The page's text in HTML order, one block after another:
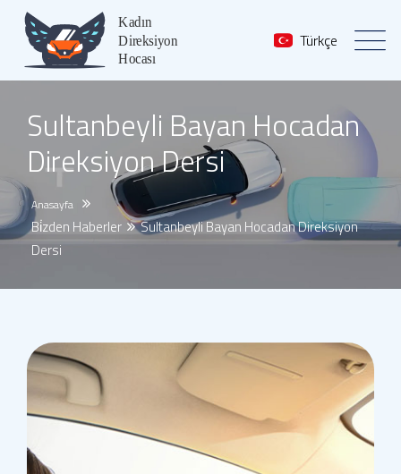
Türkçe
Sultanbeyli Bayan Hocadan
Direksiyon Dersi
Anasayfa
Bi̇zden Haberler
Sultanbeyli Bayan Hocadan Direksiyon
Dersi